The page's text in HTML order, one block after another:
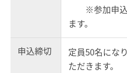
※参加申込
ます。
申込締切
定員50名にな
ただきます。